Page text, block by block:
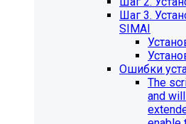
Обновления в
"Педагогический
Для готовых решений,
Шаг 3.
SIMAI
Ошибки
The
and